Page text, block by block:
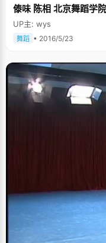
傣味 陈相 北京舞蹈学院
UP主: wys
舞蹈 • 2016/5/23